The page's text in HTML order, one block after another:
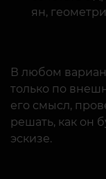
ян,
В любом
только по
его смысл,
решать, как он
эскизе.